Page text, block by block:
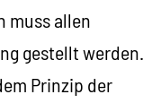
muss allen
gestellt werden.
Prinzip der